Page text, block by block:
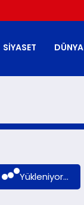
SIYASET DÜNYA
Yükleniyor...